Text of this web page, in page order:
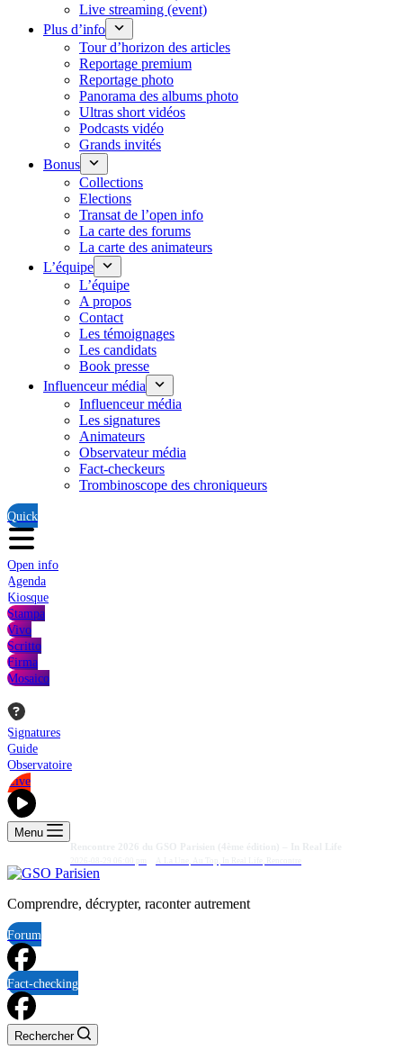
Live streaming (event)
Plus d’info
Tour d’horizon des articles
Reportage premium
Reportage photo
Panorama des albums photo
Ultras short vidéos
Podcasts vidéo
Grands invités
Bonus
Collections
Elections
Transat de l’open info
La carte des forums
La carte des animateurs
L’équipe
L’équipe
A propos
Contact
Les témoignages
Les candidats
Book presse
Influenceur média
Influenceur média
Les signatures
Animateurs
Observateur média
Fact-checkeurs
Trombinoscope des chroniqueurs
Quick
Open info
Agenda
Kiosque
Stampa
Vivo
Scritto
Firma
Mosaico
Signatures
Guide
Observatoire
Live
Menu
Comprendre, décrypter, raconter autrement
Forum
Fact-checking
Rechercher